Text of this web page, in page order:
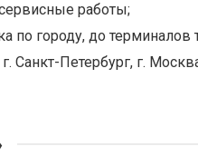
работы;
по городу, до
Санкт-Петербург, г.